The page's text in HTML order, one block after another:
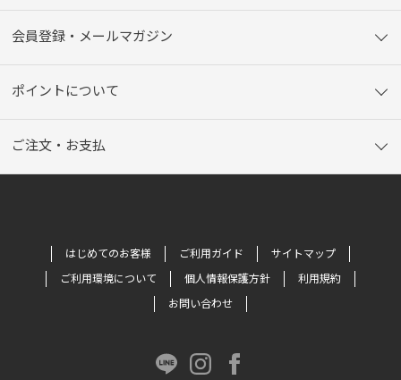
会員登録・メールマガジン
ポイントについて
ご注文・お支払
はじめてのお客様 ご利用ガイド
サイトマップ
ご利用環境について
個人情報保護方針
利用規約
お問い合わせ